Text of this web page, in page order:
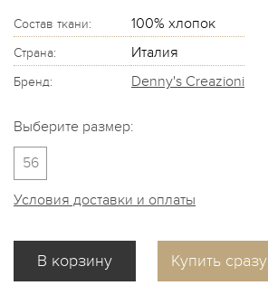
Состав ткани: 100% хлопок
Страна: Италия
Бренд: Denny's Creazioni
Выберите размер:
56
Условия доставки и оплаты
Купить сразу